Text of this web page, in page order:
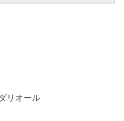
リオール